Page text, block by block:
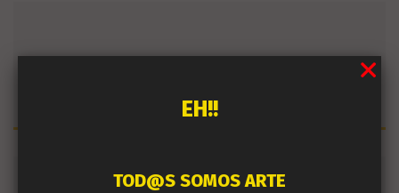
EH!!
TOD@S SOMOS ARTE